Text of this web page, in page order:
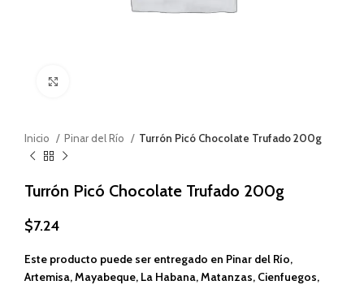
Inicio Pinar del Río Turrón Picó Chocolate Trufado 200g
Turrón Picó Chocolate Trufado 200g
$7.24
Este producto puede ser entregado en Pinar del Río,
Artemisa, Mayabeque, La Habana, Matanzas, Cienfuegos,